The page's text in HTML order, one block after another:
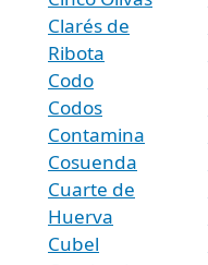
Clarés de
Ribota
Codo
Codos
Contamina
Cosuenda
Cuarte de
Huerva
Cubel